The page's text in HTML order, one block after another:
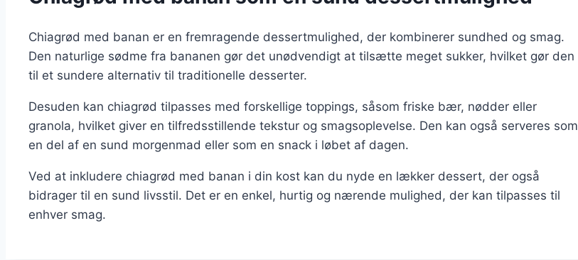
Chiagrød med banan er en fremragende dessertmulighed, der kombinerer sundhed og smag.
Den naturlige sødme fra bananen gør det unødvendigt at tilsætte meget sukker, hvilket gør den
til et sundere alternativ til traditionelle desserter.
Desuden kan chiagrød tilpasses med forskellige toppings, såsom friske bær, nødder eller
granola, hvilket giver en tilfredsstillende tekstur og smagsoplevelse. Den kan også serveres som
en del af en sund morgenmad eller som en snack i løbet af dagen.
Ved at inkludere chiagrød med banan i din kost kan du nyde en lækker dessert, der også
bidrager til en sund livsstil. Det er en enkel, hurtig og nærende mulighed, der kan tilpasses til
enhver smag.